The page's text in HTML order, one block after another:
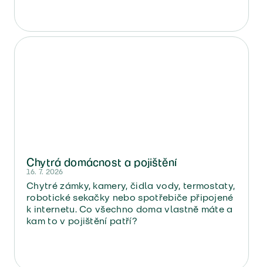
Chytrá domácnost a pojištění
16. 7. 2026
Chytré zámky, kamery, čidla vody, termostaty,
robotické sekačky nebo spotřebiče připojené
k internetu. Co všechno doma vlastně máte a
kam to v pojištění patří?